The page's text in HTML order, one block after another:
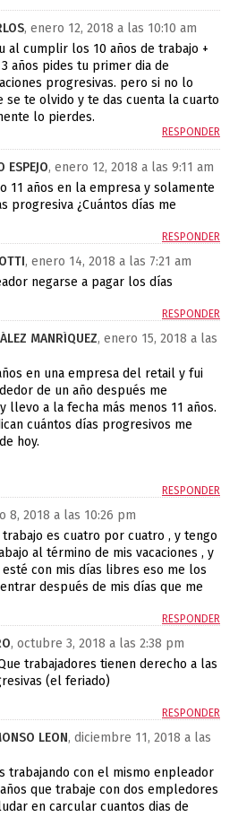
, enero 12, 2018 a las 10:10 am
al cumplir los 10 años de trabajo +
años pides tu primer dia de
progresivas. pero si no lo
se te olvido y te das cuenta la cuarto
lo pierdes.
RESPONDER
ESPEJO, enero 12, 2018 a las 9:11 am
11 años en la empresa y solamente
progresiva ¿Cuántos días me
RESPONDER
, enero 14, 2018 a las 7:21 am
negarse a pagar los días
RESPONDER
MANRÍQUEZ, enero 15, 2018 a las
en una empresa del retail y fui
de un año después me
llevo a la fecha más menos 11 años.
cuántos días progresivos me
hoy.
RESPONDER
8, 2018 a las 10:26 pm
trabajo es cuatro por cuatro , y tengo
al término de mis vacaciones , y
con mis días libres eso me los
después de mis días que me
RESPONDER
, octubre 3, 2018 a las 2:38 pm
trabajadores tienen derecho a las
(el feriado)
RESPONDER
LEON, diciembre 11, 2018 a las
trabajando con el mismo enpleador
que trabaje con dos empledores
en carcular cuantos dias de